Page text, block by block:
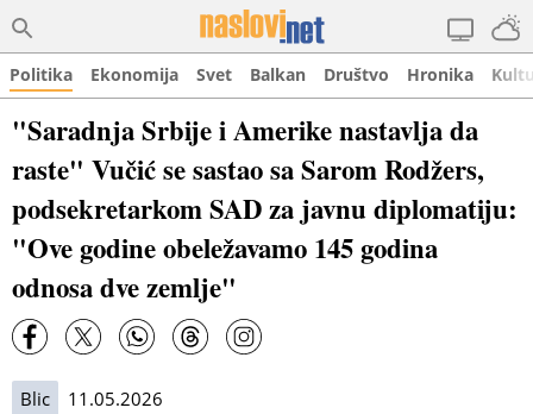
Politika Ekonomija Svet Balkan Društvo Hronika
"Saradnja Srbije i Amerike nastavlja da
raste" Vučić se sastao sa Sarom Rodžers,
podsekretarkom SAD za javnu diplomatiju:
"Ove godine obeležavamo 145 godina
odnosa dve zemlje"
Blic 11.05.2026